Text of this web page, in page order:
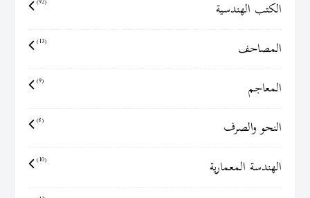
الكتب الهندسية
المصاحف (13)
المعاجم (9)
النحو والصرف (8)
الهندسة المعمارية (10)